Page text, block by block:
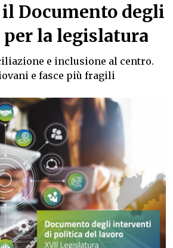
Documento degli
la legislatura
e inclusione al centro.
e fasce più fragili